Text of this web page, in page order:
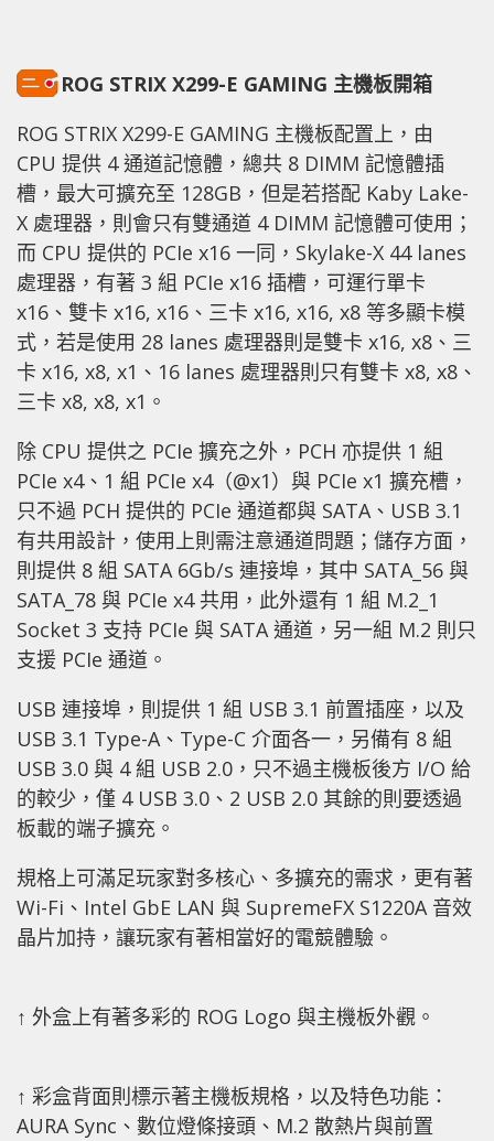
ROG STRIX X299-E GAMING 主機板開箱
ROG STRIX X299-E GAMING 主機板配置上，由
CPU 提供 4 通道記憶體，總共 8 DIMM 記憶體插
槽，最大可擴充至 128GB，但是若搭配 Kaby Lake-
X 處理器，則會只有雙通道 4 DIMM 記憶體可使用；
而 CPU 提供的 PCIe x16 一同，Skylake-X 44 lanes
處理器，有著 3 組 PCIe x16 插槽，可運行單卡
x16、雙卡 x16, x16、三卡 x16, x16, x8 等多顯卡模
式，若是使用 28 lanes 處理器則是雙卡 x16, x8、三
卡 x16, x8, x1、16 lanes 處理器則只有雙卡 x8, x8、
三卡 x8, x8, x1。
除 CPU 提供之 PCIe 擴充之外，PCH 亦提供 1 組
PCIe x4、1 組 PCIe x4（@x1）與 PCIe x1 擴充槽，
只不過 PCH 提供的 PCIe 通道都與 SATA、USB 3.1
有共用設計，使用上則需注意通道問題；儲存方面，
則提供 8 組 SATA 6Gb/s 連接埠，其中 SATA_56 與
SATA_78 與 PCIe x4 共用，此外還有 1 組 M.2_1
Socket 3 支持 PCIe 與 SATA 通道，另一組 M.2 則只
支援 PCIe 通道。
USB 連接埠，則提供 1 組 USB 3.1 前置插座，以及
USB 3.1 Type-A、Type-C 介面各一，另備有 8 組
USB 3.0 與 4 組 USB 2.0，只不過主機板後方 I/O 給
的較少，僅 4 USB 3.0、2 USB 2.0 其餘的則要透過
板載的端子擴充。
規格上可滿足玩家對多核心、多擴充的需求，更有著
Wi-Fi、Intel GbE LAN 與 SupremeFX S1220A 音效
晶片加持，讓玩家有著相當好的電競體驗。
↑ 外盒上有著多彩的 ROG Logo 與主機板外觀。
↑ 彩盒背面則標示著主機板規格，以及特色功能：
AURA Sync、數位燈條接頭、M.2 散熱片與前置